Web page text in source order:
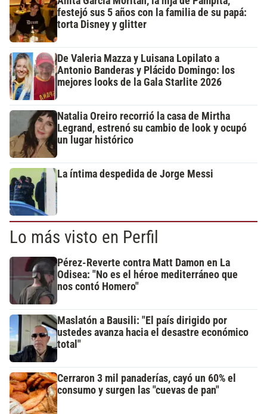
festejó sus 5 años con la familia de su papá:
torta Disney y glitter
De Valeria Mazza y Luisana Lopilato a
Antonio Banderas y Plácido Domingo: los
mejores looks de la Gala Starlite 2026
Natalia Oreiro recorrió la casa de Mirtha
Legrand, estrenó su cambio de look y ocupó
un lugar histórico
La íntima despedida de Jorge Messi
Lo más visto en Perfil
Pérez-Reverte contra Matt Damon en La
Odisea: "No es el héroe mediterráneo que
nos contó Homero"
Maslatón a Bausili: "El país dirigido por
ustedes avanza hacia el desastre económico
total"
Cerraron 3 mil panaderías, cayó un 60% el
consumo y surgen las "cuevas de pan"